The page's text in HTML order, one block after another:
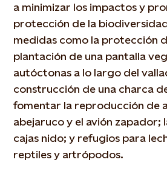
a minimizar los impactos y
protección de la
medidas como la protección
plantación de una pantalla
autóctonas a lo largo del
construcción de una charca
fomentar la reproducción de
abejaruco y el avión zapador;
cajas nido; y refugios para
reptiles y artrópodos.